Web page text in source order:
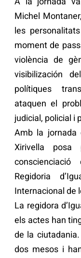
Michel
les
moment de
violència de
visibilización
polítiques
ataquen el
judicial, policial i
Amb la jornada
Xirivella
Regidoria
Internacional de
La regidora
els actes han
de la
dos mesos i